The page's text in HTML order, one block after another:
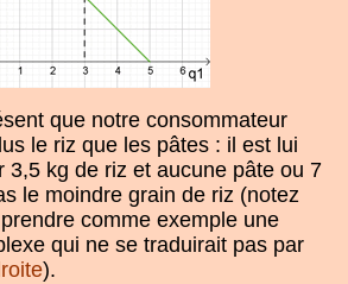
que notre consommateur
le riz que les pâtes : il est lui
3,5 kg de riz et aucune pâte ou 7
le moindre grain de riz (notez
comme exemple une
qui ne se traduirait pas par
).